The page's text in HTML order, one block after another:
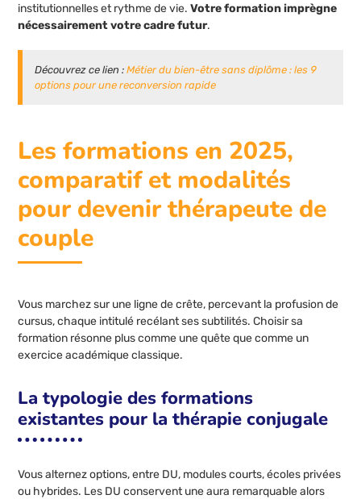
institutionnelles et rythme de vie.Votre formation imprègne
nécessairement votre cadre futur.
Découvrez ce lien :Métier du bien-être sans diplôme : les 9
options pour une reconversion rapide
Les formations en 2025,
comparatif et modalités
pour devenir thérapeute de
couple
Vous marchez sur une ligne de crête, percevant la profusion de
cursus, chaque intitulé recélant ses subtilités. Choisir sa
formation résonne plus comme une quête que comme un
exercice académique classique.
La typologie des formations
existantes pour la thérapie conjugale
Vous alternez options, entre DU, modules courts, écoles privées
ou hybrides. Les DU conservent une aura remarquable alors